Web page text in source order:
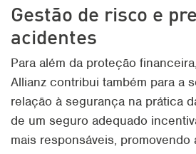
Gestão de risco e
acidentes
Para além da proteção
Allianz contribui também para a
relação à segurança na prática
de um seguro adequado
mais responsáveis, promovendo